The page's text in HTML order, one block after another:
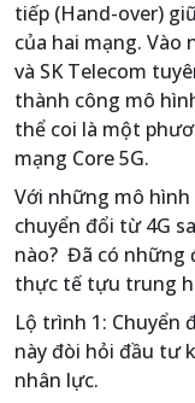
tiếp (Hand-over)
của hai mạng. Vào
và SK Telecom
thành công mô
thể coi là một
mạng Core 5G.
Với những mô
chuyển đổi từ 4G
nào? Đã có những
thực tế tựu trung
Lộ trình 1: Chuyển
này đòi hỏi đầu tư
nhân lực.